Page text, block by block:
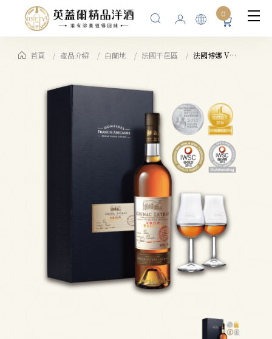
0
首頁 產品介紹 白蘭地 法國干邑區 法國博娜 VSOP RESERVE干邑白蘭地 40%